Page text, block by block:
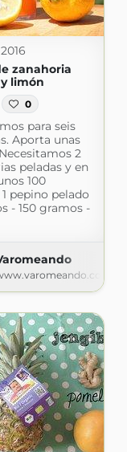
zanahoria
limón
0
para seis
Aporta unas
2
peladas y en
100
pepino pelado
- 150 gramos -